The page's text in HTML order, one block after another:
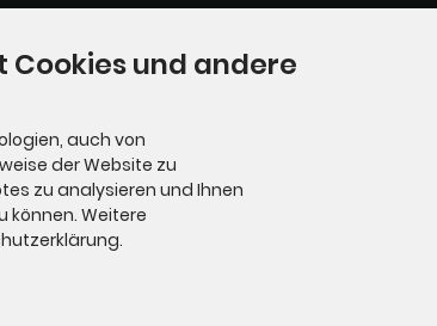
Cookies und andere
auch von
der Website zu
zu analysieren und Ihnen
können. Weitere